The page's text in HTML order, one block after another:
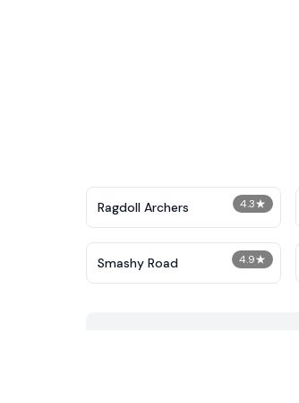
4.3★
Ragdoll Archers
4.9★
Smashy Road